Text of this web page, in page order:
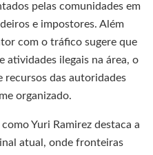
pelas comunidades em
e impostores. Além
com o tráfico sugere que
atividades ilegais na área, o
recursos das autoridades
organizado.
Yuri Ramirez destaca a
atual, onde fronteiras